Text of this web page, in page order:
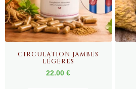
CIRCULATION JAMBES
LÉGÈRES
22.00€